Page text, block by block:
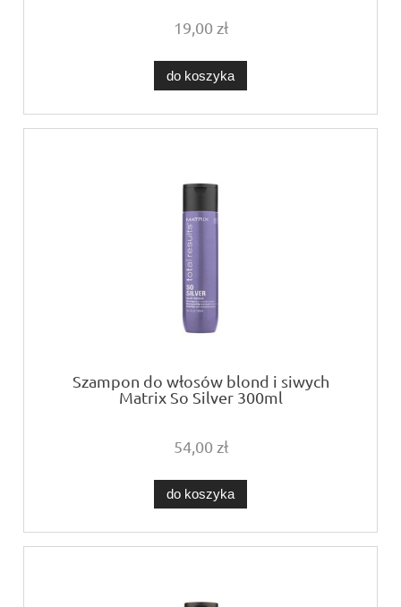
19,00 zł
do koszyka
Szampon do włosów blond i siwych
Matrix So Silver 300ml
54,00 zł
do koszyka